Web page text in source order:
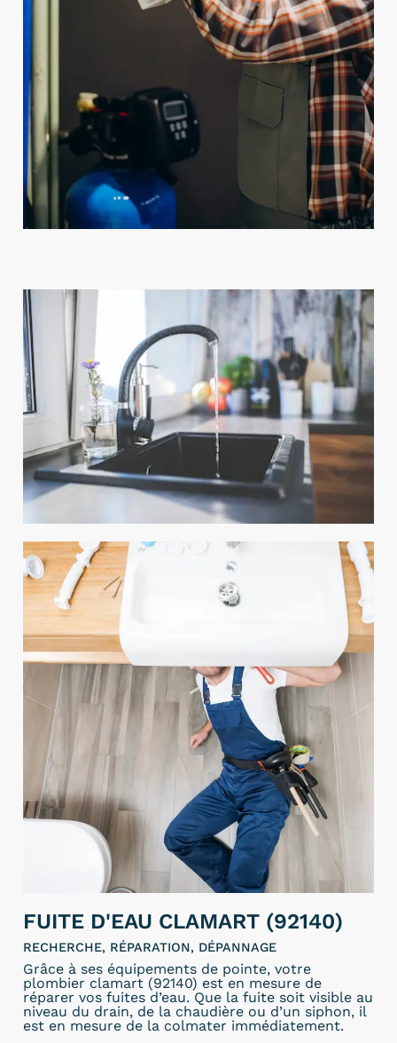
FUITE D'EAU CLAMART (92140)
RECHERCHE, RÉPARATION, DÉPANNAGE
Grâce à ses équipements de pointe, votre
plombier clamart (92140) est en mesure de
réparer vos fuites d’eau. Que la fuite soit visible au
niveau du drain, de la chaudière ou d’un siphon, il
est en mesure de la colmater immédiatement.